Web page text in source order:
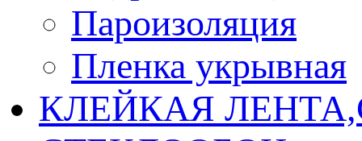
Пароизоляция
Пленка укрывная
КЛЕЙКАЯ